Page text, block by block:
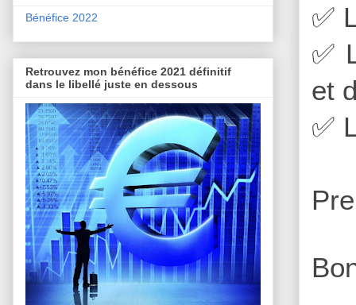
✅
✅
et
✅
Bénéfice 2022
Retrouvez mon bénéfice 2021 définitif
dans le libellé juste en dessous